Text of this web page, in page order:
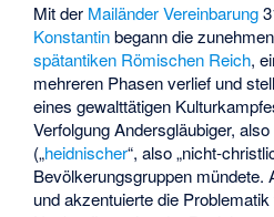
Mit der Mailänder Vereinbarung
Konstantinbegann die
spätantiken Römischen Reich,
mehreren Phasen verlief und
eines gewalttätigen
Verfolgung Andersgläubiger, also
(„heidnischer“, also „nicht-
Bevölkerungsgruppen mündete.
und akzentuierte die